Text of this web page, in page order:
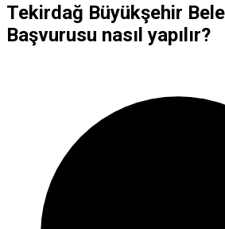
Tekirdağ Büyükşehir
Başvurusu nasıl yapılır?